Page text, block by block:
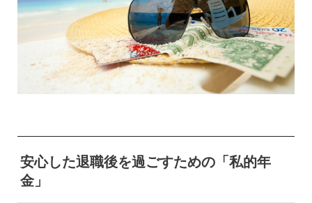
安心した退職後を過ごすための「私的年
金」